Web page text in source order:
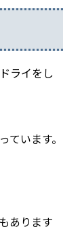
ライをし
ています。
あります